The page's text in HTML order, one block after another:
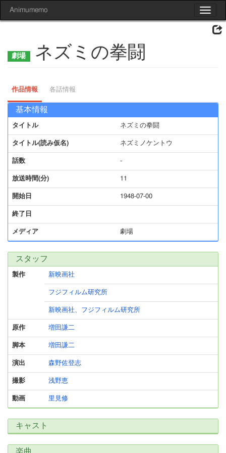
Toggle
Animumemo
ネズミの拳闘
作品情報 各話情報
基本情報
タイトル ネズミの拳闘
タイトル(読み仮名) ネズミノケントウ
話数 -
放送時間(分) 11
開始日 1948-07-00
終了日
メディア 劇場
スタッフ
製作 新映画社
フジフィルム研究所
新映画社、フジフィルム研究所
原作 増田謙二
脚本 増田謙二
演出 森野佐登志
撮影 浅野恵
動画 里見修
キャスト